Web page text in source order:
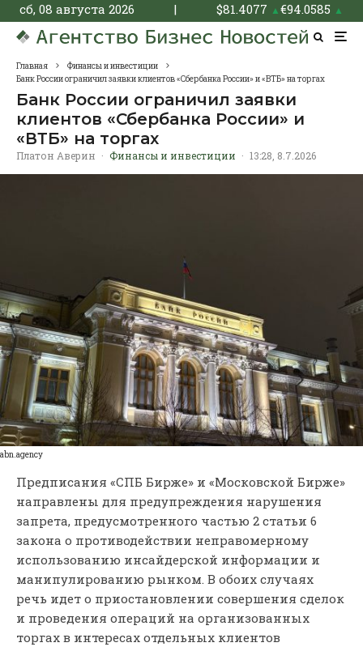
сб, 08 августа 2026 | $81.4077 ▲€94.0585 ▲
Главная
Финансы и инвестиции
Банк России ограничил заявки клиентов «Сбербанка России» и «ВТБ» на торгах
Банк России ограничил заявки
клиентов «Сбербанка России» и
«ВТБ» на торгах
Платон Аверин · Финансы и инвестиции · 13:28, 8.7.2026
abn.agency
Предписания «СПБ Бирже» и «Московской Бирже»
направлены для предупреждения нарушения
запрета, предусмотренного частью 2 статьи 6
закона о противодействии неправомерному
использованию инсайдерской информации и
манипулированию рынком. В обоих случаях
речь идет о приостановлении совершения сделок
и проведения операций на организованных
торгах в интересах отдельных клиентов